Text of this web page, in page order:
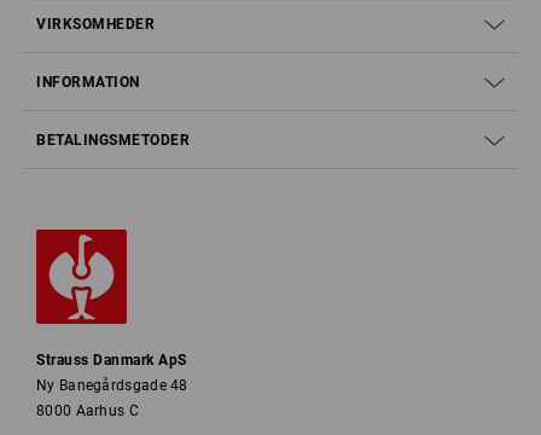
VIRKSOMHEDER
INFORMATION
BETALINGSMETODER
Strauss Danmark ApS
Ny Banegårdsgade 48
8000 Aarhus C